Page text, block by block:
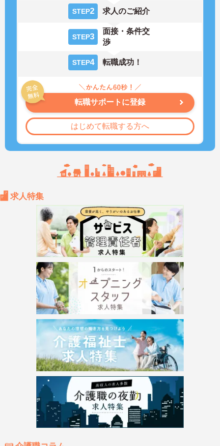
STEP2 求人のご紹介
STEP3
面接・条件交
渉
STEP4 転職成功！
転職サポートに登録
はじめて転職する方へ
求人特集